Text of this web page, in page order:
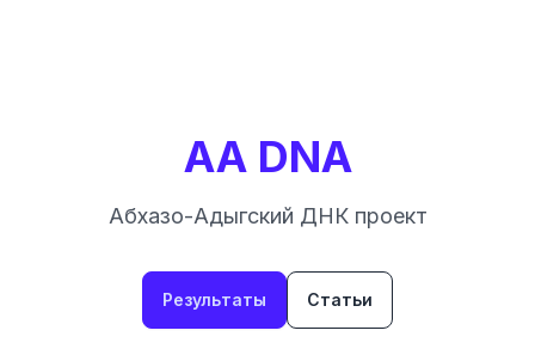
AA DNA
Абхазо-Адыгский ДНК проект
Результаты Статьи